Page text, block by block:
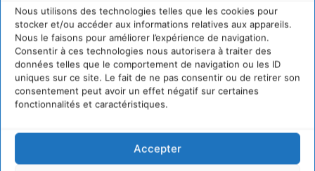
Nous utilisons des technologies telles que les cookies pour
stocker et/ou accéder aux informations relatives aux appareils.
Nous le faisons pour améliorer l’expérience de navigation.
Consentir à ces technologies nous autorisera à traiter des
données telles que le comportement de navigation ou les ID
uniques sur ce site. Le fait de ne pas consentir ou de retirer son
consentement peut avoir un effet négatif sur certaines
fonctionnalités et caractéristiques.
Accepter
https://www.groupe-sos.org
LAISSER UN COMMENTAIRE
CONNECTER POUR LAISSER UN COMMENTAIRE